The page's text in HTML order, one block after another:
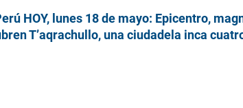
HOY, lunes 18 de mayo: Epicentro,
T’aqrachullo, una ciudadela inca